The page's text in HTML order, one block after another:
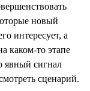
новый
интересует, а
каком-то этапе
явный сигнал
сценарий.